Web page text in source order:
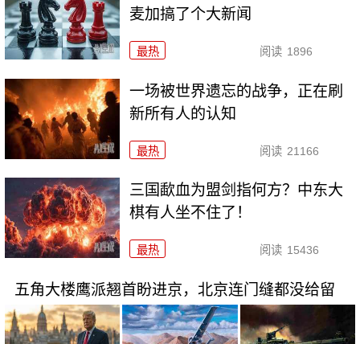
麦加搞了个大新闻
最热 阅读 1896
一场被世界遗忘的战争，正在刷
新所有人的认知
最热 阅读 21166
三国歃血为盟剑指何方？中东大
棋有人坐不住了！
最热 阅读 15436
五角大楼鹰派翘首盼进京，北京连门缝都没给留